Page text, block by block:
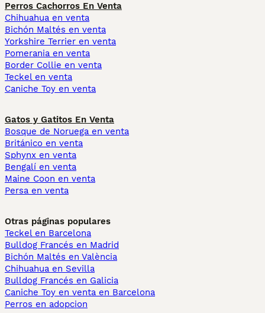
Perros Cachorros En Venta
Chihuahua en venta
Bichón Maltés en venta
Yorkshire Terrier en venta
Pomerania en venta
Border Collie en venta
Teckel en venta
Caniche Toy en venta
Gatos y Gatitos En Venta
Bosque de Noruega en venta
Británico en venta
Sphynx en venta
Bengalí en venta
Maine Coon en venta
Persa en venta
Otras páginas populares
Teckel en Barcelona
Bulldog Francés en Madrid
Bichón Maltés en València
Chihuahua en Sevilla
Bulldog Francés en Galicia
Caniche Toy en venta en Barcelona
Perros en adopcion